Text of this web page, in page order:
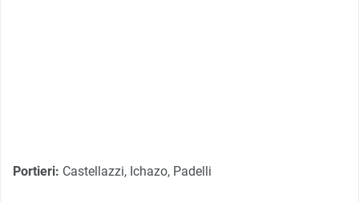
Portieri: Castellazzi, Ichazo, Padelli